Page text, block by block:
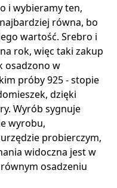
i wybieramy ten,
równa, bo
wartość. Srebro i
rok, więc taki zakup
osadzono w
próby 925 - stopie
dzięki
Wyrób sygnuje
wyrobu,
probierczym,
widoczna jest w
osadzeniu